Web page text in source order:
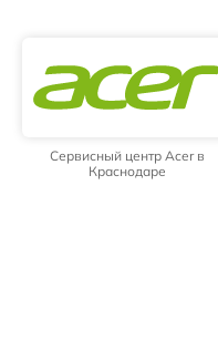
Сервисный центр Acer в
Краснодаре